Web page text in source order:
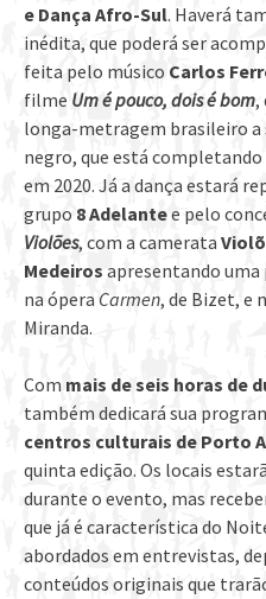
e Dança Afro-Sul. Haverá
inédita, que poderá ser
feita pelo músico Carlos
filme Um é pouco, dois é bom,
longa-metragem brasileiro a
negro, que está
em 2020. Já a dança estará
grupo 8 Adelantee pelo
Violões, com a camerata
Medeiros apresentando
na ópera Carmen, de Bizet, e
Miranda.
Com mais de seis horas de
também dedicará sua
centros culturais de Porto
quinta edição. Os locais
durante o evento, mas
que já é característica do
abordados em entrevistas,
conteúdos originais que